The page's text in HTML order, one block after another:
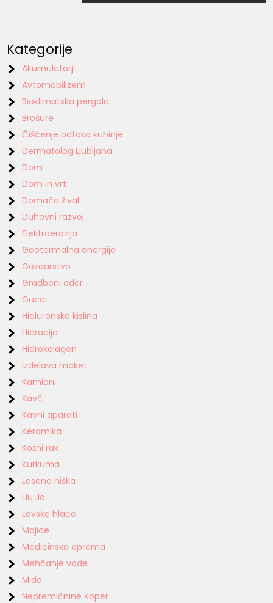
Kategorije
Akumulatorji
Avtomobilizem
Bioklimatska pergola
Brošure
Čiščenje odtoka kuhinje
Dermatolog Ljubljana
Dom
Dom in vrt
Domača žival
Duhovni razvoj
Elektroerozija
Geotermalna energija
Gozdarstvo
Gradbeni oder
Gucci
Hialuronska kislina
Hidracija
Hidrokolagen
Izdelava maket
Kamioni
Kavč
Kavni aparati
Keramika
Kožni rak
Kurkuma
Lesena hiška
Liu Jo
Lovske hlače
Majice
Medicinska oprema
Mehčanje vode
Mido
Nepremičnine Koper